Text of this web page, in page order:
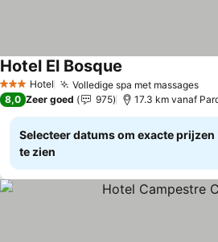
3 SterrenHotel Volledige spa met massages
Hotel El Bosque
8,0 Zeer goed 975 17.3 km vanaf
Selecteer datums om exacte prijzen
te zien